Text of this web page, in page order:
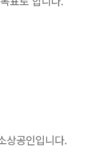
상공인입니다.